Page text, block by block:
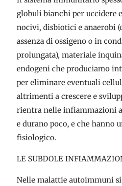
globuli bianchi per uccidere
nocivi, disbiotici e anaerobi
assenza di ossigeno o in
prolungata), materiale
endogeni che produciamo
per eliminare eventuali
altrimenti a crescere e
rientra nelle infiammazioni
e durano poco, e che hanno
fisiologico.
LE SUBDOLE
Nelle malattie autoimmuni